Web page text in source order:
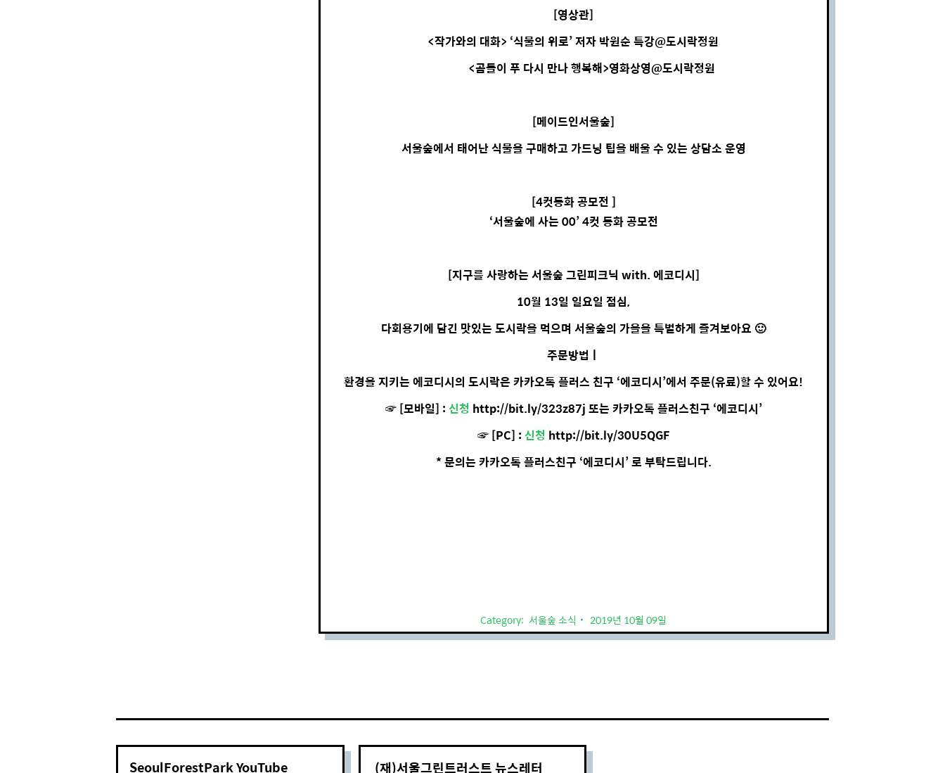
[영상관]
<작가와의 대화> ‘식물의 위로’ 저자 박원순 특강@도시락정원
<곰돌이 푸 다시 만나 행복해>영화상영@도시락정원
[메이드인서울숲]
서울숲에서 태어난 식물을 구매하고 가드닝 팁을 배울 수 있는 상담소 운영
[4컷동화 공모전 ]
‘서울숲에 사는 00’ 4컷 동화 공모전
[지구를 사랑하는 서울숲 그린피크닉 with. 에코디시]
10월 13일 일요일 점심,
다회용기에 담긴 맛있는 도시락을 먹으며 서울숲의 가을을 특별하게 즐겨보아요 🙂
주문방법ㅣ
환경을 지키는 에코디시의 도시락은 카카오톡 플러스 친구 ‘에코디시’에서 주문(유료)할 수 있어요!
☞ [모바일] : 신청 http://bit.ly/323z87j 또는 카카오톡 플러스친구 ‘에코디시’
☞ [PC] : 신청 http://bit.ly/30U5QGF
* 문의는 카카오톡 플러스친구 ‘에코디시’ 로 부탁드립니다.
Category: 서울숲 소식 2019년 10월 09일
SeoulForestPark YouTube (재)서울그린트러스트 뉴스레터